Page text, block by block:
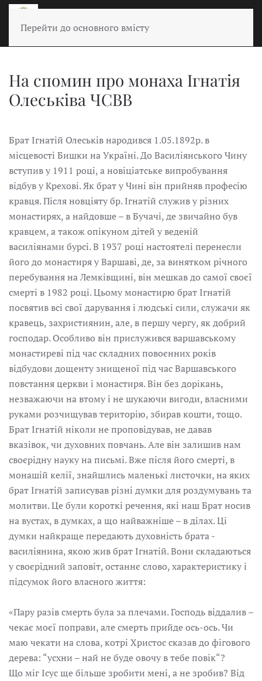
Перейти до основного вмісту
На спомин про монаха Ігнатія
Олеськіва ЧСВВ
Брат Ігнатій Олеськів народився 1.05.1892р. в
місцевості Бишки на Україні. До Василіянського Чину
вступив у 1911 році, а новіціатське випробування
відбув у Крехові. Як брат у Чині він прийняв професію
кравця. Після новціяту бр. Ігнатій служив у різних
монастирях, а найдовше – в Бучачі, де звичайно був
кравцем, а також опікуном дітей у веденій
василіянами бурсі. В 1937 році настоятелі перенесли
його до монастиря у Варшаві, де, за винятком річного
перебування на Лемківщині, він мешкав до самої своєї
смерті в 1982 році. Цьому монастирю брат Ігнатій
посвятив всі свої дарування і людські сили, служачи як
кравець, захристиянин, але, в першу чергу, як добрий
господар. Особливо він прислужився варшавському
монастиреві під час складних повоєнних років
відбудови дощенту знищеної під час Варшавського
повстання церкви і монастиря. Він без дорікань,
незважаючи на втому і не шукаючи вигоди, власними
руками розчищував територію, збирав кошти, тощо.
Брат Ігнатій ніколи не проповідував, не давав
вказівок, чи духовних повчань. Але він залишив нам
своєрідну науку на письмі. Вже після його смерті, в
монашій келії, знайшлись маленькі листочки, на яких
брат Ігнатій записував різні думки для роздумувань та
молитви. Це були короткі речення, які наш Брат носив
на вустах, в думках, а що найважніше – в ділах. Ці
думки найкраще передають духовність брата -
василіянина, якою жив брат Ігнатій. Вони складаються
у своєрідний заповіт, останнє слово, характеристику і
підсумок його власного життя:
«Пару разів смерть була за плечами. Господь віддалив –
чекає моєї поправи, але смерть прийде ось-ось. Чи
маю чекати на слова, котрі Христос сказав до фігового
дерева: “усхни – най не буде овочу в тебе повік“?
Що міг Ісус ще більше зробити мені, а не зробив? Від